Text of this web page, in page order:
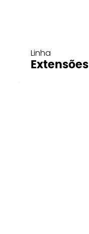
Linha
Extensões